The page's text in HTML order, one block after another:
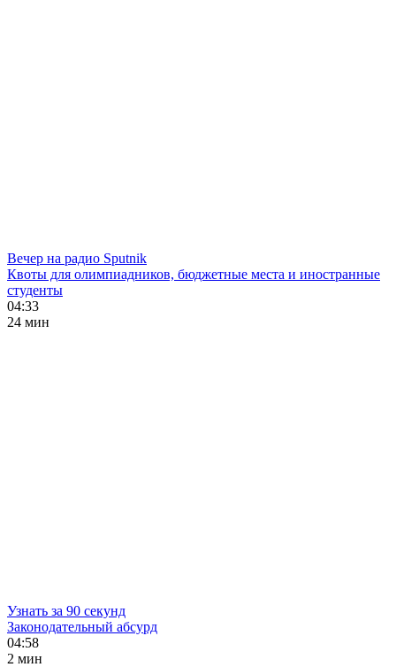
Вечер на радио Sputnik
Квоты для олимпиадников, бюджетные места и иностранные
студенты
04:33
24 мин
Узнать за 90 секунд
Законодательный абсурд
04:58
2 мин